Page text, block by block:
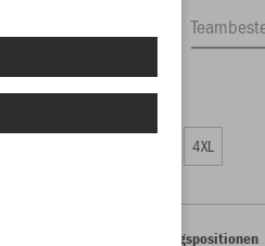
4XL
Optionale Veredelungspositionen